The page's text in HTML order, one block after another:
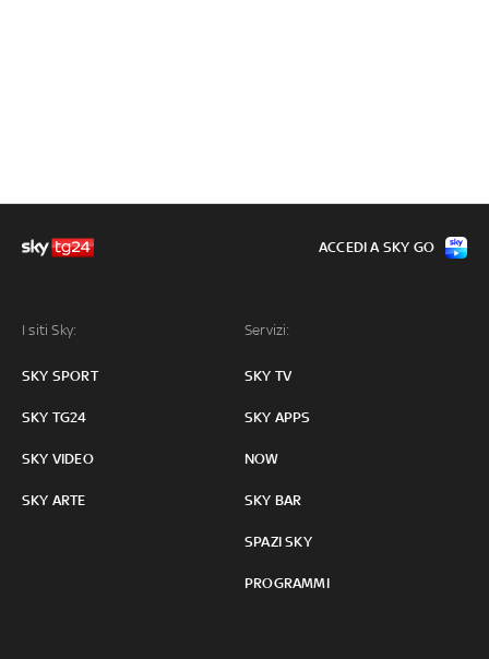
I siti Sky:
SKY SPORT
SKY TG24
SKY VIDEO
SKY ARTE
Servizi:
SKY TV
SKY APPS
NOW
SKY BAR
SPAZI SKY
PROGRAMMI
ACCEDI A SKY GO